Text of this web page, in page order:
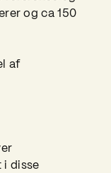
og ca 150
af
disse